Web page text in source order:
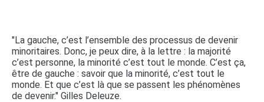
"La gauche, c’est l’ensemble des processus de devenir
minoritaires. Donc, je peux dire, à la lettre : la majorité
c’est personne, la minorité c’est tout le monde. C’est ça,
être de gauche : savoir que la minorité, c’est tout le
monde. Et que c’est là que se passent les phénomènes
de devenir." Gilles Deleuze.